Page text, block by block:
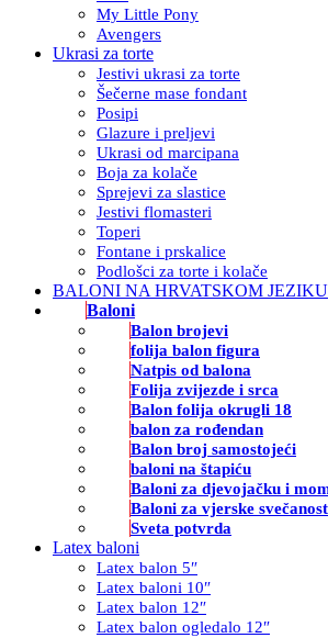
My Little Pony
Avengers
Ukrasi za torte
Jestivi ukrasi za torte
Šečerne mase fondant
Posipi
Glazure i preljevi
Ukrasi od marcipana
Boja za kolače
Sprejevi za slastice
Jestivi flomasteri
Toperi
Fontane i prskalice
Podlošci za torte i kolače
BALONI NA HRVATSKOM JEZIKU
Baloni
Balon brojevi
folija balon figura
Natpis od balona
Folija zvijezde i srca
Balon folija okrugli 18
balon za rođendan
Balon broj samostojeći
baloni na štapiću
Baloni za djevojačku i
Baloni za vjerske
Sveta potvrda
Latex baloni
Latex balon 5″
Latex baloni 10″
Latex balon 12″
Latex balon ogledalo 12″